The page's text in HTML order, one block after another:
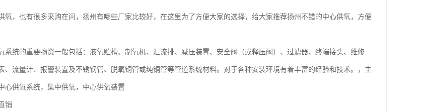
氧，也有很多采购在问，扬州有哪些厂家比较好，在这里为了方便大家的选择，给大家推荐扬州不错的中心供氧，方便
系统的重要物资一般包括：液氧贮槽、制氧机、汇流排、减压装置、安全阀（或释压阀）、过滤器、终端接头、维修
、流量计、报警装置及不锈钢管、脱氧铜管或纯铜管等管道系统材料。对于各种安装环境有着丰富的经验和技术。，主
心供氧系统，集中供氧，中心供氧装置
销